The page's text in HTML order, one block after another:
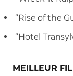
“Rise of the
“Hotel
MEILLEUR